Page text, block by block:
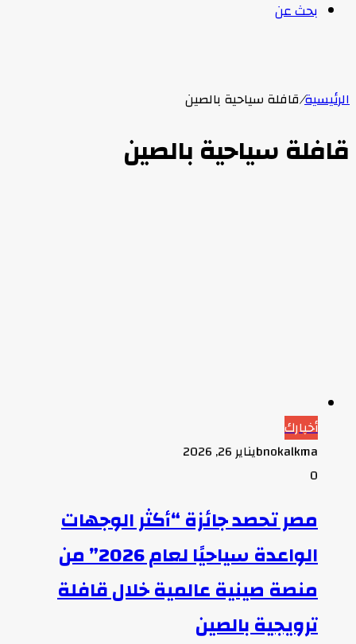
بحث عن
الرئيسية/قافلة سياحية بالصين
قافلة سياحية بالصين
أخبارك
bnokalkmaيناير 26, 2026
0
مصر تحصد جائزة “أكثر الوجهات
الواعدة سياحيًا لعام 2026” من
منصة صينية عالمية خلال قافلة
ترويجية بالصين